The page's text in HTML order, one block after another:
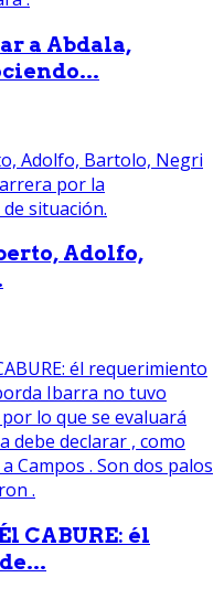
a Abdala,
Adolfo,
CABURE: él